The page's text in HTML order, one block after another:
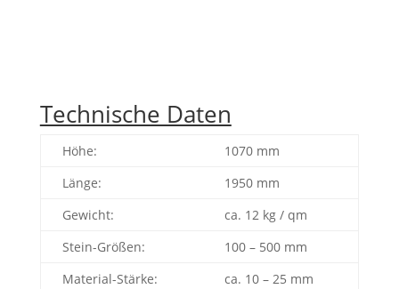
Technische Daten
Höhe:
1070 mm
Länge:
1950 mm
Gewicht:
ca. 12 kg / qm
Stein-Größen:
100 – 500 mm
Material-Stärke:
ca. 10 – 25 mm